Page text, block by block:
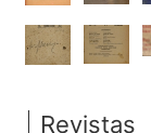
Revistas